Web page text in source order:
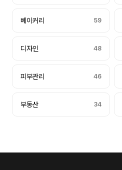
베이커리 59
디자인 48
피부관리 46
부동산 34